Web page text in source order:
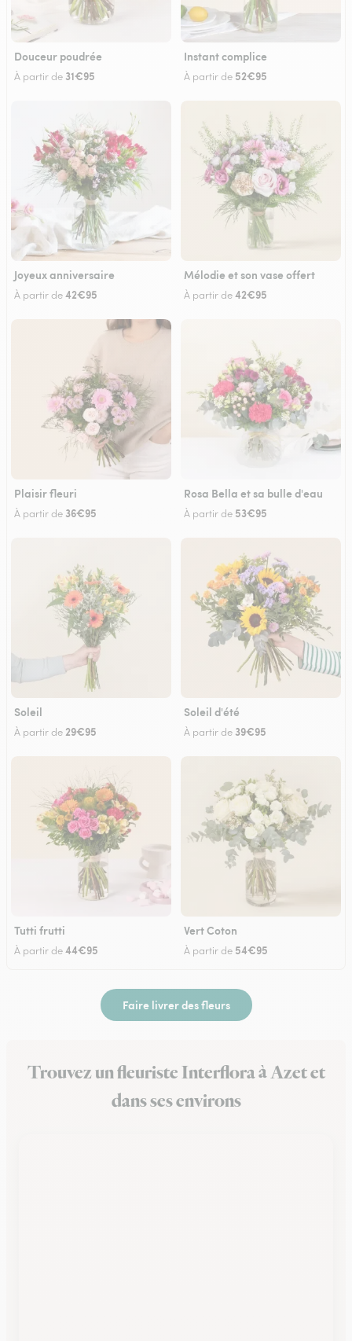
Douceur poudrée
À partir de 31€95
Instant complice
À partir de 52€95
Joyeux anniversaire
À partir de42€95
Mélodie et son vase offert
À partir de42€95
Plaisir fleuri
À partir de 36€95
Rosa Bella et sa bulle d'eau
À partir de 53€95
Soleil
À partir de29€95
Soleil d'été
À partir de 39€95
Tutti frutti
À partir de44€95
Vert Coton
À partir de 54€95
Faire livrer des fleurs
Trouvez un fleuriste Interflora à Azet et
dans ses environs